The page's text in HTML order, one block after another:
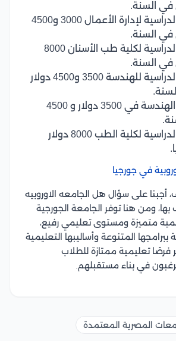
في السنة.
تبلغ الرسوم الدراسية لإدارة الأعمال 3000 و4500
في السنة.
تبلغ الرسوم الدراسية لكلية طب الأسنان 8000
في السنة.
تبلغ الرسوم الدراسية للهندسة 3500 و4500 دولار
تتمثل رسوم الهندسة في 3500 دولار و 4500
تبلغ الرسوم الدراسية لكلية الطب 8000 دولار
في جورجيا
أجبنا على سؤال هل الجامعه الاوروبيه
ومن هنا توفر الجامعة الجورجية
متميزة ومستوى تعليمي رفيع،
ببرامجها المتنوعة وأساليبها التعليمية
فرصًا تعليمية ممتازة للطلاب
في بناء مستقبلهم.
المصرية المعتمدة